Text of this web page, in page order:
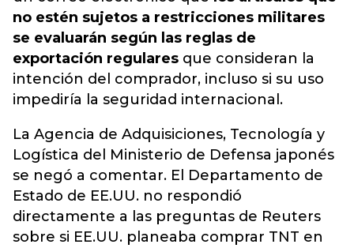
no estén sujetos a restricciones militares
se evaluarán según las reglas de
exportación regulares que consideran la
intención del comprador, incluso si su uso
impediría la seguridad internacional.
La Agencia de Adquisiciones, Tecnología y
Logística del Ministerio de Defensa japonés
se negó a comentar. El Departamento de
Estado de EE.UU. no respondió
directamente a las preguntas de Reuters
sobre si EE.UU. planeaba comprar TNT en